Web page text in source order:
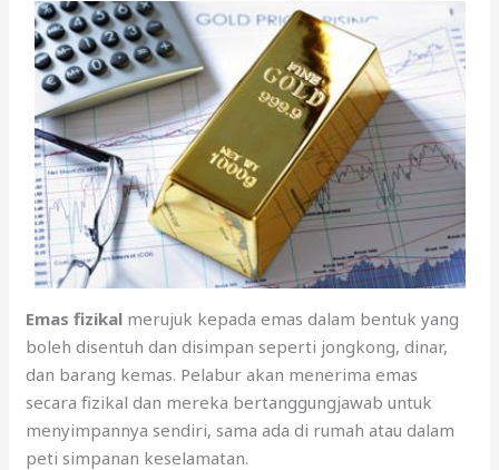
Emas fizikal merujuk kepada emas dalam bentuk yang
boleh disentuh dan disimpan seperti jongkong, dinar,
dan barang kemas. Pelabur akan menerima emas
secara fizikal dan mereka bertanggungjawab untuk
menyimpannya sendiri, sama ada di rumah atau dalam
peti simpanan keselamatan.